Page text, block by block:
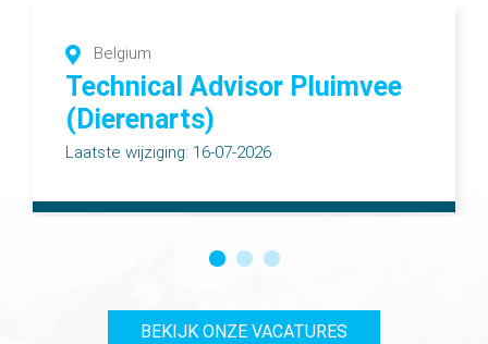
Belgium
Technical Advisor Pluimvee
(Dierenarts)
Laatste wijziging: 16-07-2026
BEKIJK ONZE VACATURES